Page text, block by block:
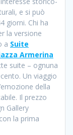
e si può
giorni. Chi ha
la versione
a Suite
Armerina
suite – ognuna
Un viaggio
della
Il prezzo
Gallery
la prima